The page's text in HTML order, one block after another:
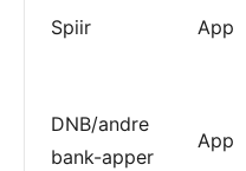
Spiir App
DNB/andre
bank-apper
App